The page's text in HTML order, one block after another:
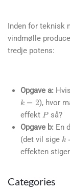
Inden for teknisk
vindmølle
tredje potens:
Opgave a:
k=2
), hvor
effekt
P
så?
Opgave b: En
(det vil sige
k
effekten
Categories